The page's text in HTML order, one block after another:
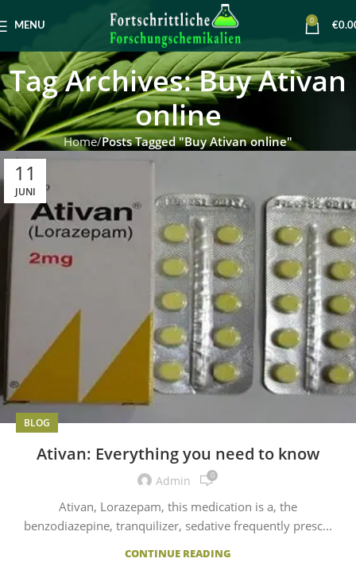
MENU
0
€
Tag Archives: Buy Ativan
online
Home Posts Tagged "Buy Ativan online"
11
JUNI
BLOG
Ativan: Everything you need to know
Admin 0
Ativan, Lorazepam, this medication is a, the
benzodiazepine, tranquilizer, sedative frequently presc...
CONTINUE READING